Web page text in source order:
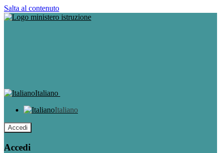
Salta al contenuto
Italiano
Italiano
Accedi
Accedi